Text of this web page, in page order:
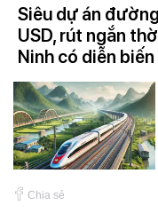
Siêu dự án
USD, rút ngắn
Ninh có diễn
Chia sẻ